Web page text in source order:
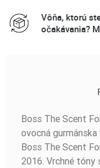
Vôňa, ktorú
očakávania?
Boss The Scent
ovocná
Boss The Scent
2016. Vrchné tóny
BUĎTE PRVÝ,